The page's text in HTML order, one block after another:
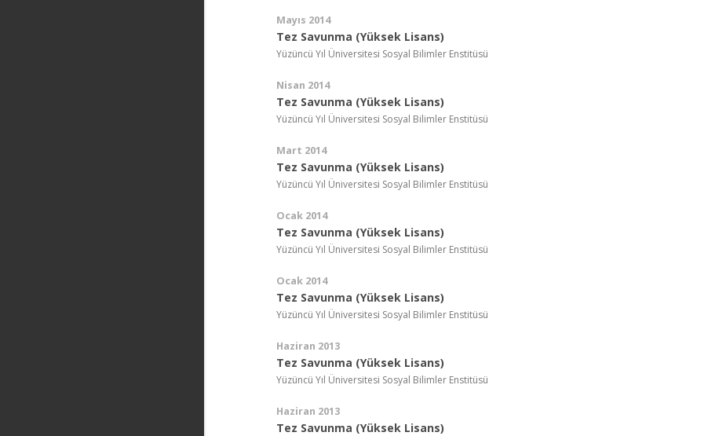
Mayıs 2014
Tez Savunma (Yüksek Lisans)
Yüzüncü Yıl Üniversitesi Sosyal Bilimler Enstitüsü
Nisan 2014
Tez Savunma (Yüksek Lisans)
Yüzüncü Yıl Üniversitesi Sosyal Bilimler Enstitüsü
Mart 2014
Tez Savunma (Yüksek Lisans)
Yüzüncü Yıl Üniversitesi Sosyal Bilimler Enstitüsü
Ocak 2014
Tez Savunma (Yüksek Lisans)
Yüzüncü Yıl Üniversitesi Sosyal Bilimler Enstitüsü
Ocak 2014
Tez Savunma (Yüksek Lisans)
Yüzüncü Yıl Üniversitesi Sosyal Bilimler Enstitüsü
Haziran 2013
Tez Savunma (Yüksek Lisans)
Yüzüncü Yıl Üniversitesi Sosyal Bilimler Enstitüsü
Haziran 2013
Tez Savunma (Yüksek Lisans)